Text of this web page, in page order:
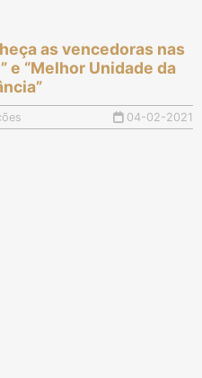
as vencedoras nas
e “Melhor Unidade da
04-02-2021